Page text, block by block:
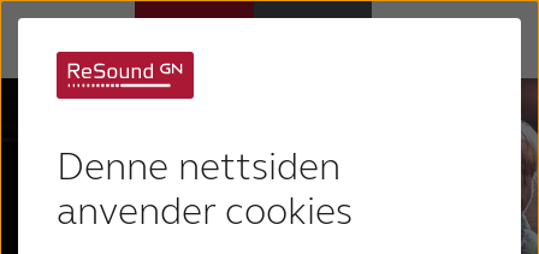
Denne nettsiden
anvender cookies